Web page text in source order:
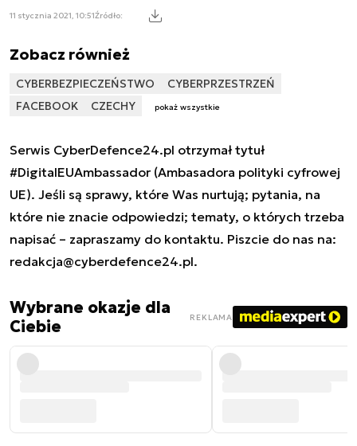
11 stycznia 2021, 10:51Źródło:
Zobacz również
CYBERBEZPIECZEŃSTWO
CYBERPRZESTRZEŃ
FACEBOOK
CZECHY pokaż wszystkie
Serwis CyberDefence24.pl otrzymał tytuł
#DigitalEUAmbassador (Ambasadora polityki cyfrowej
UE). Jeśli są sprawy, które Was nurtują; pytania, na
które nie znacie odpowiedzi; tematy, o których trzeba
napisać – zapraszamy do kontaktu. Piszcie do nas na:
redakcja@cyberdefence24.pl.
Wybrane okazje dla
Ciebie
REKLAMA